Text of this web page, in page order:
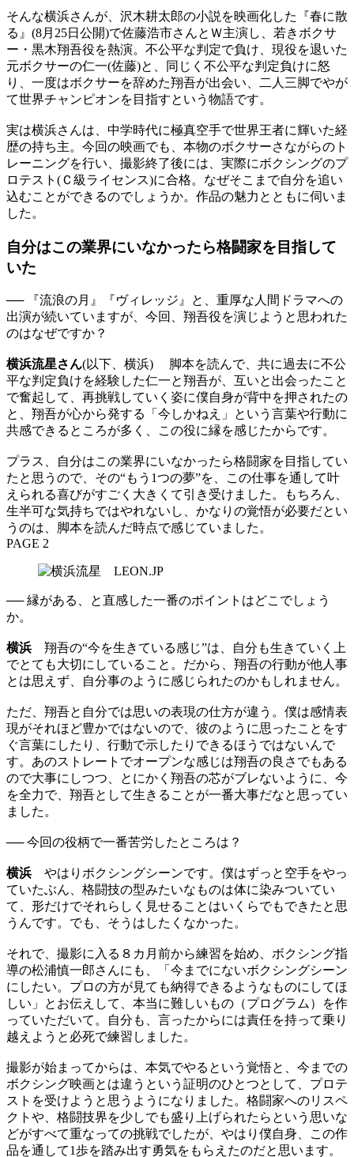
そんな横浜さんが、沢木耕太郎の小説を映画化した『春に散
る』(8月25日公開)で佐藤浩市さんとＷ主演し、若きボクサ
ー・黒木翔吾役を熱演。不公平な判定で負け、現役を退いた
元ボクサーの仁一(佐藤)と、同じく不公平な判定負けに怒
り、一度はボクサーを辞めた翔吾が出会い、二人三脚でやが
て世界チャンピオンを目指すという物語です。
実は横浜さんは、中学時代に極真空手で世界王者に輝いた経
歴の持ち主。今回の映画でも、本物のボクサーさながらのト
レーニングを行い、撮影終了後には、実際にボクシングのプ
ロテスト(Ｃ級ライセンス)に合格。なぜそこまで自分を追い
込むことができるのでしょうか。作品の魅力とともに伺いま
した。
自分はこの業界にいなかったら格闘家を目指して
いた
── 『流浪の月』『ヴィレッジ』と、重厚な人間ドラマへの
出演が続いていますが、今回、翔吾役を演じようと思われた
のはなぜですか？
横浜流星さん(以下、横浜) 脚本を読んで、共に過去に不公
平な判定負けを経験した仁一と翔吾が、互いと出会ったこと
で奮起して、再挑戦していく姿に僕自身が背中を押されたの
と、翔吾が心から発する「今しかねえ」という言葉や行動に
共感できるところが多く、この役に縁を感じたからです。
プラス、自分はこの業界にいなかったら格闘家を目指してい
たと思うので、その“もう1つの夢”を、この仕事を通して叶
えられる喜びがすごく大きくて引き受けました。もちろん、
生半可な気持ちではやれないし、かなりの覚悟が必要だとい
うのは、脚本を読んだ時点で感じていました。
PAGE 2
── 縁がある、と直感した一番のポイントはどこでしょう
か。
横浜翔吾の“今を生きている感じ”は、自分も生きていく上
でとても大切にしていること。だから、翔吾の行動が他人事
とは思えず、自分事のように感じられたのかもしれません。
ただ、翔吾と自分では思いの表現の仕方が違う。僕は感情表
現がそれほど豊かではないので、彼のように思ったことをす
ぐ言葉にしたり、行動で示したりできるほうではないんで
す。あのストレートでオープンな感じは翔吾の良さでもある
ので大事にしつつ、とにかく翔吾の芯がブレないように、今
を全力で、翔吾として生きることが一番大事だなと思ってい
ました。
── 今回の役柄で一番苦労したところは？
横浜やはりボクシングシーンです。僕はずっと空手をやっ
ていたぶん、格闘技の型みたいなものは体に染みついてい
て、形だけでそれらしく見せることはいくらでもできたと思
うんです。でも、そうはしたくなかった。
それで、撮影に入る８カ月前から練習を始め、ボクシング指
導の松浦慎一郎さんにも、「今までにないボクシングシーン
にしたい。プロの方が見ても納得できるようなものにしてほ
しい」とお伝えして、本当に難しいもの（プログラム）を作
っていただいて。自分も、言ったからには責任を持って乗り
越えようと必死で練習しました。
撮影が始まってからは、本気でやるという覚悟と、今までの
ボクシング映画とは違うという証明のひとつとして、プロテ
ストを受けようと思うようになりました。格闘家へのリスペ
クトや、格闘技界を少しでも盛り上げられたらという思いな
どがすべて重なっての挑戦でしたが、やはり僕自身、この作
品を通して1歩を踏み出す勇気をもらえたのだと思います。